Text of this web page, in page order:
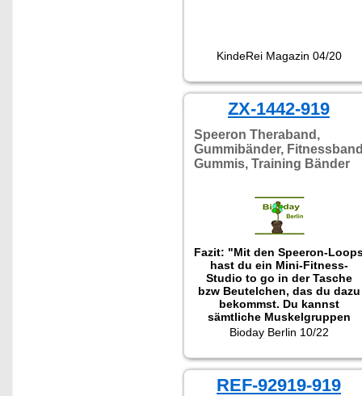
KindeRei Magazin 04/20
ZX-1442-919
Speeron Theraband,
Gummibänder,
Gummis, Training Bänder
Fazit: "Mit den Speeron-
hast du ein Mini-Fitness-
Studio to go in der Tasche
bzw Beutelchen, das du dazu
bekommst. Du kannst
sämtliche Muskelgruppen
effektiv trainieren, aber auch
für Yoga und Pilates sind die
Gymnastik-Loops gut
geeignet."
Bioday Berlin 10/22
REF-92919-919